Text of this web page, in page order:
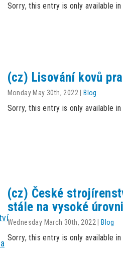
Sorry, this entry is only available
(cz) Lisování kovů
Monday May 30th, 2022 Blog
Sorry, this entry is only available
(cz) České
stále na vysoké úrovni
Wednesday March 30th, 2022 Blog
Sorry, this entry is only available